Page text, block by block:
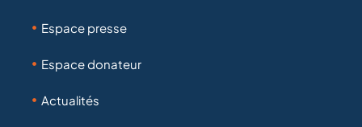
Espace presse
Espace donateur
Actualités